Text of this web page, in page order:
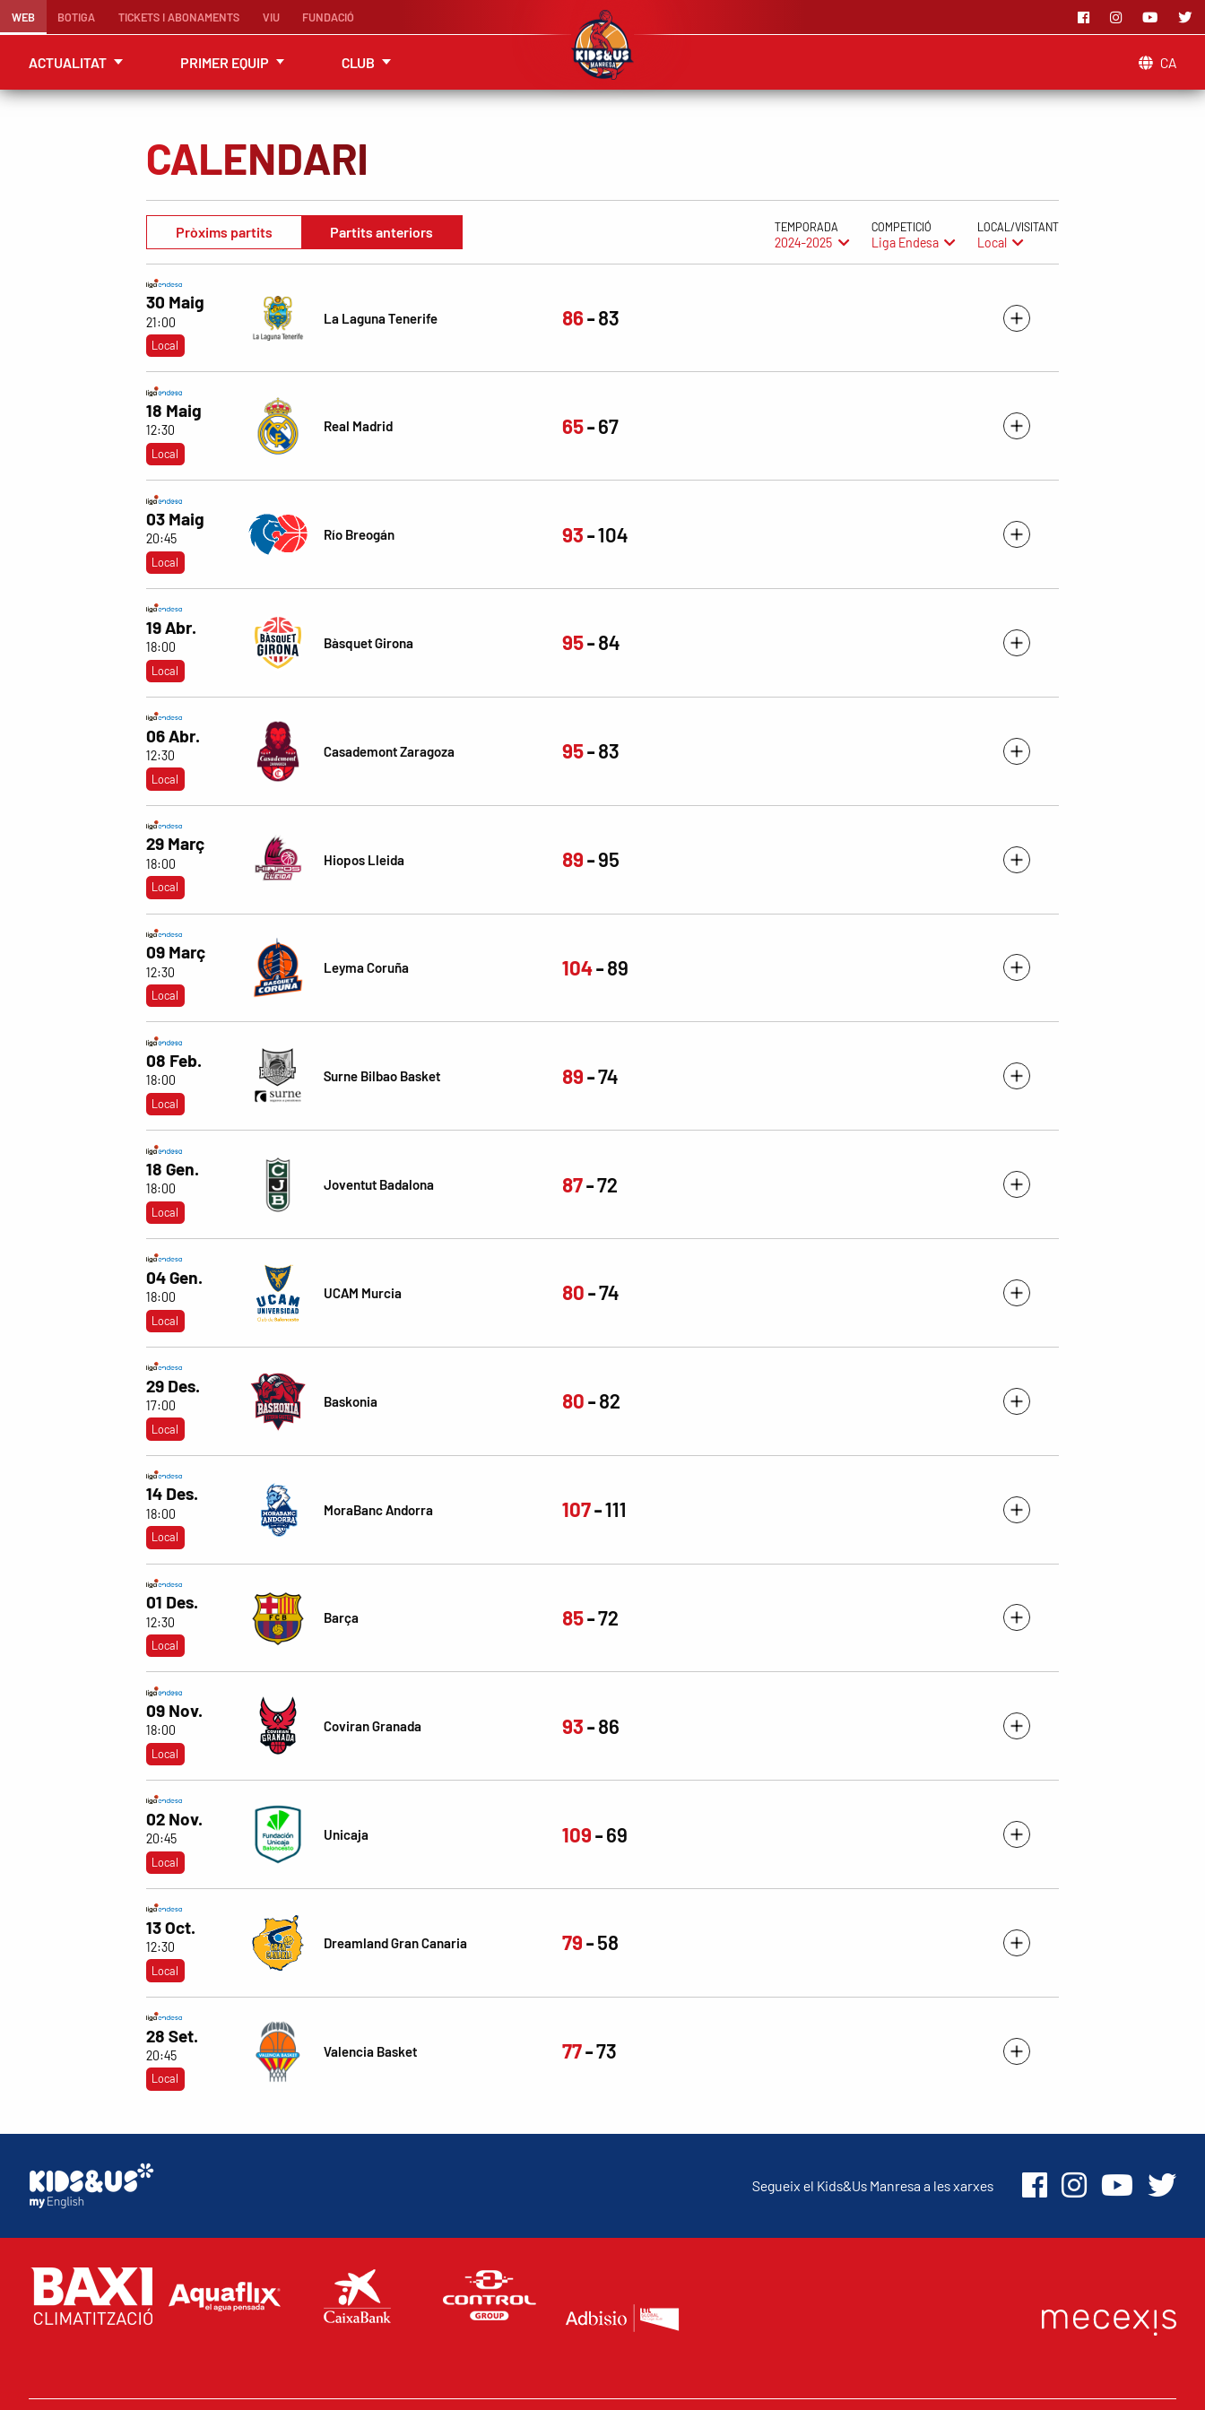
WEB BOTIGA TICKETS I ABONAMENTS VIU FUNDACIÓ
ACTUALITAT PRIMER EQUIP CLUB CA
CALENDARI
Pròxims partits Partits anteriors TEMPORADA
2024-2025
COMPETICIÓ
Liga Endesa
LOCAL/VISITANT
Local
30 Maig
21:00
Local
La Laguna Tenerife 86 83
18 Maig
12:30
Local
Real Madrid 65 67
03 Maig
20:45
Local
Río Breogán 93 104
19 Abr.
18:00
Local
Bàsquet Girona 95 84
06 Abr.
12:30
Local
Casademont Zaragoza 95 83
29 Març
18:00
Local
Hiopos Lleida 89 95
09 Març
12:30
Local
Leyma Coruña 104 89
08 Feb.
18:00
Local
Surne Bilbao Basket 89 74
18 Gen.
18:00
Local
Joventut Badalona 87 72
04 Gen.
18:00
Local
UCAM Murcia 80 74
29 Des.
17:00
Local
Baskonia 80 82
14 Des.
18:00
Local
MoraBanc Andorra 107 111
01 Des.
12:30
Local
Barça 85 72
09 Nov.
18:00
Local
Coviran Granada 93 86
02 Nov.
20:45
Local
Unicaja 109 69
13 Oct.
12:30
Local
Dreamland Gran Canaria 79 58
28 Set.
20:45
Local
Valencia Basket 77 73
Segueix el Kids&Us Manresa a les xarxes